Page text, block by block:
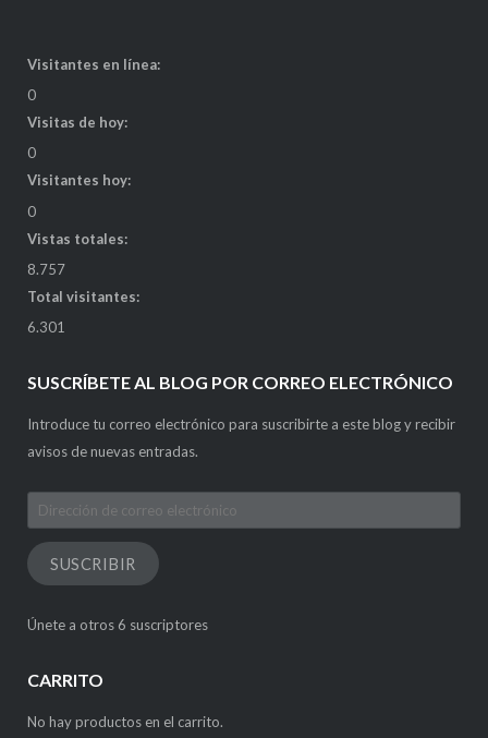
Visitantes en línea:
0
Visitas de hoy:
0
Visitantes hoy:
0
Vistas totales:
8.757
Total visitantes:
6.301
SUSCRÍBETE AL BLOG POR CORREO ELECTRÓNICO
Introduce tu correo electrónico para suscribirte a este blog y recibir
avisos de nuevas entradas.
Dirección
de
correo
electrónico
SUSCRIBIR
Únete a otros 6 suscriptores
CARRITO
No hay productos en el carrito.